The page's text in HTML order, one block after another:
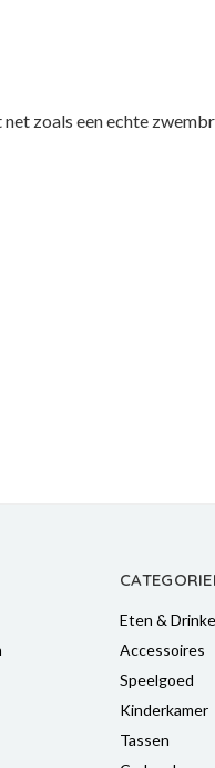
zoals een echte
Eten &
Accessoires
Speelgoed
Kinderkamer
Tassen